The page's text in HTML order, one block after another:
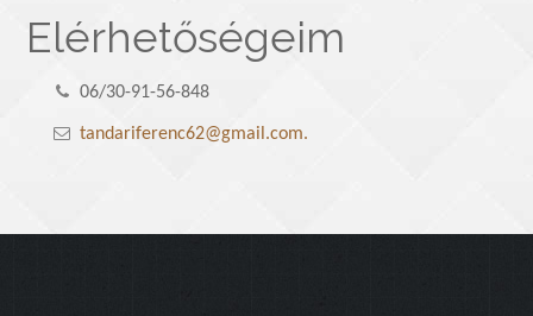
Elérhetőségeim
06/30-91-56-848
tandariferenc62@gmail.com.